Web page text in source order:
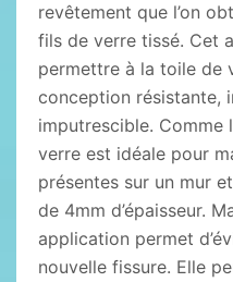
revêtement que l’on
fils de verre tissé. Cet
permettre à la toile de
conception résistante,
imputrescible.
verre est idéale pour
présentes sur un mur
de 4mm d’épaisseur.
application permet
nouvelle fissure. Elle